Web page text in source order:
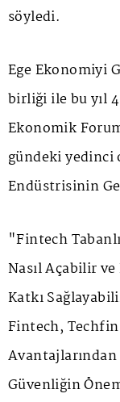
söyledi.
Ege Ekonomiyi
birliği ile bu yıl
Ekonomik
gündeki
Endüstrisinin
"Fintech
Nasıl Açabilir
Katkı
Fintech,
Avantajlarından
Güvenliğin